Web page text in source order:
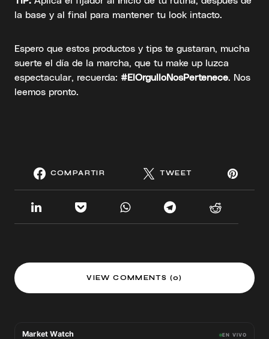
la base y al final para mantener tu look intacto.
Espero que estos productos y tips te gustaran, mucha
suerte el día de la marcha, que tu make up luzca
espectacular, recuerda: #ElOrgulloNosPertenece. Nos
leemos pronto.
COMPARTIR TWEET
VIEW COMMENTS (0)
Market Watch EN VIVO